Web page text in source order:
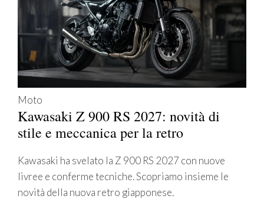
Moto
Kawasaki Z 900 RS 2027: novità di
stile e meccanica per la retro
Kawasaki ha svelato la Z 900 RS 2027 con nuove
livree e conferme tecniche. Scopriamo insieme le
novità della nuova retro giapponese.